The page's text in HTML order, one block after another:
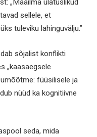
„Maailma ulatuslikud
sellele, et
tuleviku lahinguvälju.”
sõjalist konflikti
„kaasaegsele
füüsilisele ja
nüüd ka kognitiivne
seda, mida